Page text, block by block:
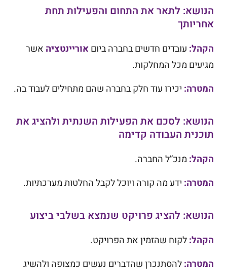
הנושא: לתאר את התחום והפעילות תחת
אחריותך
הקהל:עובדים חדשים בחברה ביוםאוריינטציהאשר
מגיעים מכל המחלקות.
המטרה: יכירו עוד חלק בחברה שהם מתחילים לעבוד בה.
הנושא: לסכם את הפעילות השנתית ולהציג את
תוכנית העבודה קדימה
הקהל: מנכ”ל החברה.
המטרה: ידע מה קורה ויוכל לקבל החלטות מערכתיות.
הנושא: להציג פרויקט שנמצא בשלבי ביצוע
הקהל:לקוח שהזמין את הפרויקט.
המטרה:להסתנכרן שהדברים נעשים כמצופה ולהשיג